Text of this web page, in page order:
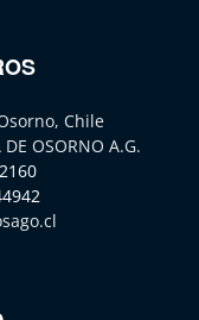
Chile
DE OSORNO A.G.